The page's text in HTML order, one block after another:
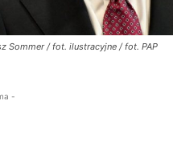
Sommer / fot. ilustracyjne / fot. PAP
-